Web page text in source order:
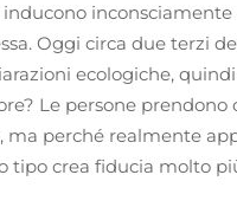
Oggi circa due terzi
ecologiche,
Le persone
perché realmente
crea fiducia molto